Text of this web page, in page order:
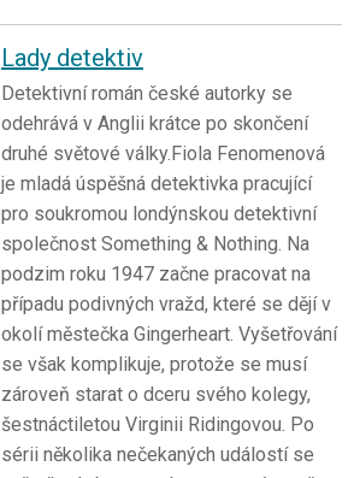
Lady detektiv
Detektivní román české autorky se
odehrává v Anglii krátce po skončení
druhé světové války.Fiola Fenomenová
je mladá úspěšná detektivka pracující
pro soukromou londýnskou detektivní
společnost Something & Nothing. Na
podzim roku 1947 začne pracovat na
případu podivných vražd, které se dějí v
okolí městečka Gingerheart. Vyšetřování
se však komplikuje, protože se musí
zároveň starat o dceru svého kolegy,
šestnáctiletou Virginii Ridingovou. Po
sérii několika nečekaných událostí se